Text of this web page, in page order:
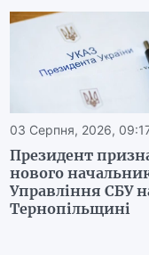
03 Серпня, 2026,
Президент
нового
Управління СБУ
Тернопільщині